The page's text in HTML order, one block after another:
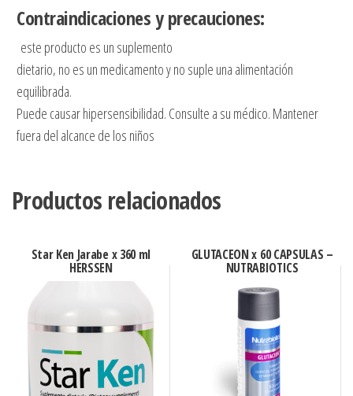
cantidad
Contraindicaciones y precauciones:
este producto es un suplemento
dietario, no es un medicamento y no suple una alimentación
equilibrada.
Puede causar hipersensibilidad. Consulte a su médico. Mantener
fuera del alcance de los niños
Productos relacionados
Star Ken Jarabe x 360 ml
HERSSEN
GLUTACEON x 60 CAPSULAS –
NUTRABIOTICS